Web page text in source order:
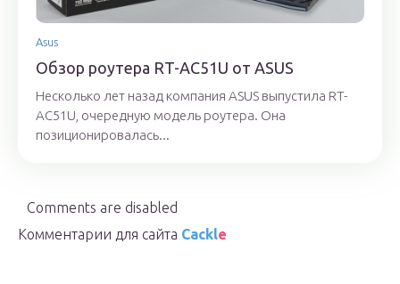
Asus
Обзор роутера RT-AC51U от ASUS
Несколько лет назад компания ASUS выпустила RT-
AC51U, очередную модель роутера. Она
позиционировалась...
Comments are disabled
Комментарии для сайта Cackle